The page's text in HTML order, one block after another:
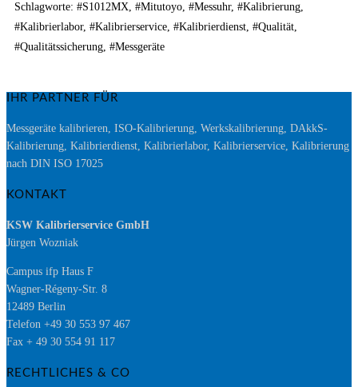
Schlagworte: #S1012MX, #Mitutoyo, #Messuhr, #Kalibrierung,
#Kalibrierlabor, #Kalibrierservice, #Kalibrierdienst, #Qualität,
#Qualitätssicherung, #Messgeräte
IHR PARTNER FÜR
Messgeräte kalibrieren, ISO-Kalibrierung, Werkskalibrierung, DAkkS-
Kalibrierung, Kalibrierdienst, Kalibrierlabor, Kalibrierservice, Kalibrierung
nach DIN ISO 17025
KONTAKT
KSW Kalibrierservice GmbH
Jürgen Wozniak
Campus ifp Haus F
Wagner-Régeny-Str. 8
12489 Berlin
Telefon +49 30 553 97 467
Fax + 49 30 554 91 117
RECHTLICHES & CO